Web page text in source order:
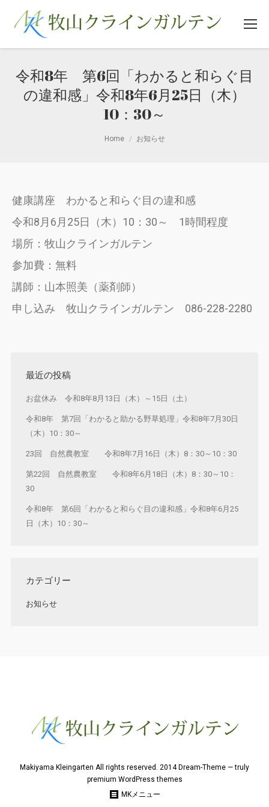
令和8年 第6回「わかると和らぐ目
の違和感」令和8年6月25日（木）
10：30～
Home お知らせ
健康講座 わかると和らぐ目の違和感
令和8月6月25日（木）10：30～ 1時間程度
場所：牧山クラインガルテン
参加費：無料
講師：山本照美（薬剤師）
申し込み 牧山クラインガルテン 086-228-2280
最近の投稿
お盆休み 令和8年8月13日（木）～15日（土）
令和8年 第7回「わかると助かる野草処理」令和8年7月30日
（木）10：30～
23回 自然農教室 令和8年7月16日（木）8：30～10：30
第22回 自然農教室 令和8年6月18日（木）8：30～10：
30
令和8年 第6回「わかると和らぐ目の違和感」令和8年6月25
日（木）10：30～
カテゴリー
お知らせ
Makiyama Kleingarten All rights reserved. 2014 Dream-Theme — truly
premium WordPress themes
MKメニュー